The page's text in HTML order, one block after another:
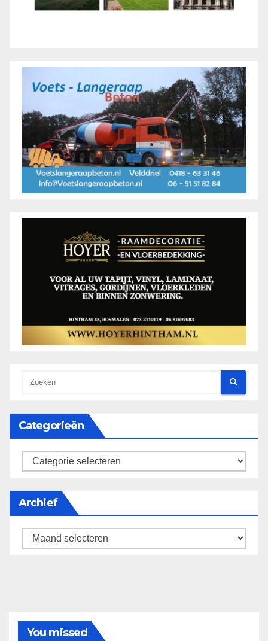
Categorieën
categorieën
Archief
Archief
You missed